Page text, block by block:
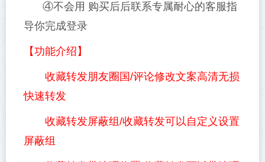
④不会用 购买后后联系专属耐心的客服指
导你完成登录
【功能介绍】
收藏转发朋友圈国/评论修改文案高清无损
快速转发
收藏转发屏蔽组/收藏转发可以自定义设置
屏蔽组